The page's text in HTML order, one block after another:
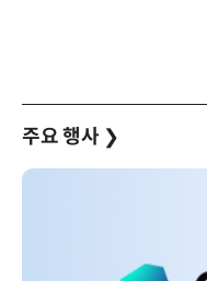
주요 행사 ❯